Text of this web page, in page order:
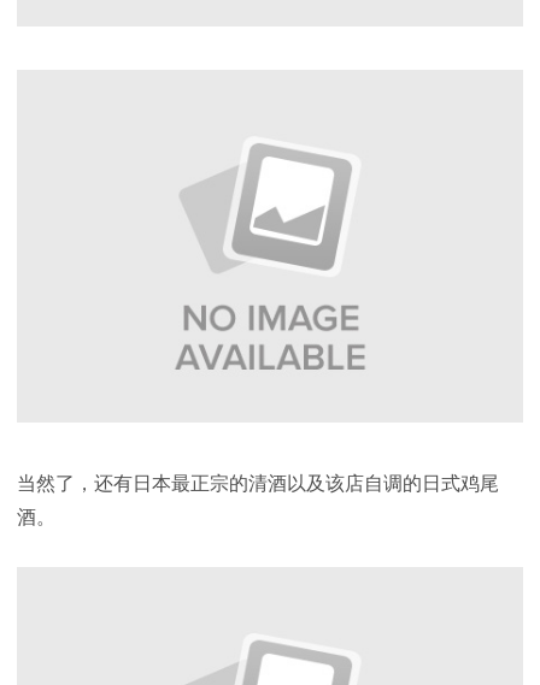
当然了，还有日本最正宗的清酒以及该店自调的日式鸡尾
酒。